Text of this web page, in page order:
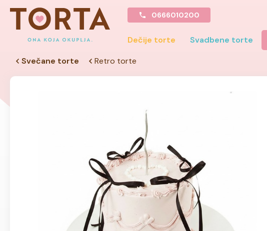
0666010200
Dečije torte Svadbene torte
Svečane torte
Retro torte